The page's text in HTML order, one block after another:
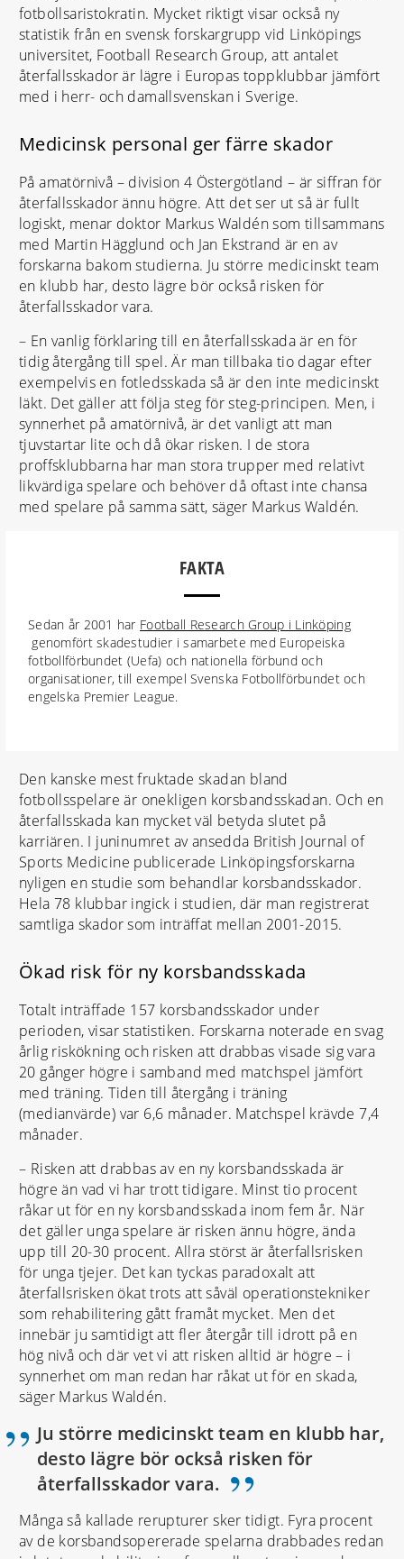
fotbollsaristokratin. Mycket riktigt visar också ny
statistik från en svensk forskargrupp vid Linköpings
universitet, Football Research Group, att antalet
återfallsskador är lägre i Europas toppklubbar jämfört
med i herr- och damallsvenskan i Sverige.
Medicinsk personal ger färre skador
På amatörnivå – division 4 Östergötland – är siffran för
återfallsskador ännu högre. Att det ser ut så är fullt
logiskt, menar doktor Markus Waldén som tillsammans
med Martin Hägglund och Jan Ekstrand är en av
forskarna bakom studierna. Ju större medicinskt team
en klubb har, desto lägre bör också risken för
återfallsskador vara.
– En vanlig förklaring till en återfallsskada är en för
tidig återgång till spel. Är man tillbaka tio dagar efter
exempelvis en fotledsskada så är den inte medicinskt
läkt. Det gäller att följa steg för steg-principen. Men, i
synnerhet på amatörnivå, är det vanligt att man
tjuvstartar lite och då ökar risken. I de stora
proffsklubbarna har man stora trupper med relativt
likvärdiga spelare och behöver då oftast inte chansa
med spelare på samma sätt, säger Markus Waldén.
FAKTA
Sedan år 2001 har Football Research Group i Linköping
genomfört skadestudier i samarbete med Europeiska
fotbollförbundet (Uefa) och nationella förbund och
organisationer, till exempel Svenska Fotbollförbundet och
engelska Premier League.
Den kanske mest fruktade skadan bland
fotbollsspelare är onekligen korsbandsskadan. Och en
återfallsskada kan mycket väl betyda slutet på
karriären. I juninumret av ansedda British Journal of
Sports Medicine publicerade Linköpingsforskarna
nyligen en studie som behandlar korsbandsskador.
Hela 78 klubbar ingick i studien, där man registrerat
samtliga skador som inträffat mellan 2001-2015.
Ökad risk för ny korsbandsskada
Totalt inträffade 157 korsbandsskador under
perioden, visar statistiken. Forskarna noterade en svag
årlig riskökning och risken att drabbas visade sig vara
20 gånger högre i samband med matchspel jämfört
med träning. Tiden till återgång i träning
(medianvärde) var 6,6 månader. Matchspel krävde 7,4
månader.
– Risken att drabbas av en ny korsbandsskada är
högre än vad vi har trott tidigare. Minst tio procent
råkar ut för en ny korsbandsskada inom fem år. När
det gäller unga spelare är risken ännu högre, ända
upp till 20-30 procent. Allra störst är återfallsrisken
för unga tjejer. Det kan tyckas paradoxalt att
återfallsrisken ökat trots att såväl operationstekniker
som rehabilitering gått framåt mycket. Men det
innebär ju samtidigt att fler återgår till idrott på en
hög nivå och där vet vi att risken alltid är högre – i
synnerhet om man redan har råkat ut för en skada,
säger Markus Waldén.
Ju större medicinskt team en klubb har,
desto lägre bör också risken för
återfallsskador vara. ”
Många så kallade rerupturer sker tidigt. Fyra procent
av de korsbandsopererade spelarna drabbades redan